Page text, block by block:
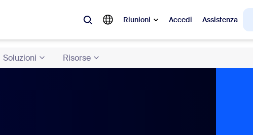
Riunioni Accedi Assistenza
Soluzioni Risorse